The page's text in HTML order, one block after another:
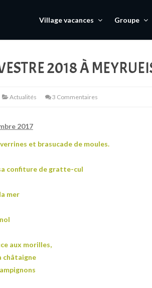
Village vacances Groupe
2018 À
Actualités 3 Commentaires
2017
et brasucade de moules.
confiture de gratte-cul
mer
aux morilles,
châtaigne